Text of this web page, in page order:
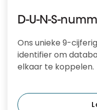
D-U-N-S-
Ons unieke 9-
identifier om
elkaar te koppelen.